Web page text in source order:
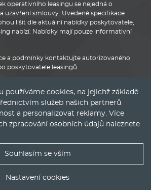
operativního leasingu se nejedná o
uzavření smlouvy. Uvedené specifikace
lišit dle aktuální nabídky poskytovatele,
nabízí. Nabídky mají pouze informativní
a podmínky kontaktujte autorizovaného
poskytovatele leasingů.
používáme cookies, na jejichž základě
služeb našich partnerů
a personalizovat reklamy. Více
zpracování osobních údajů naleznete
Souhlasím se vším
Nastavení cookies
Nejlepší nabídky operáku do Vašeho emailu